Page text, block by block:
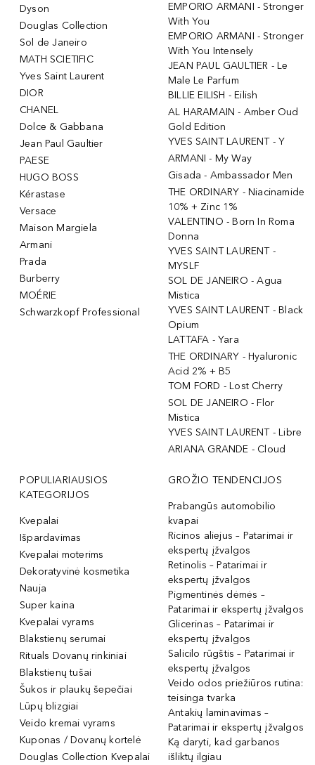
Dyson
Douglas Collection
Sol de Janeiro
MATH SCIETIFIC
Yves Saint Laurent
DIOR
CHANEL
Dolce & Gabbana
Jean Paul Gaultier
PAESE
HUGO BOSS
Kérastase
Versace
Maison Margiela
Armani
Prada
Burberry
MOÉRIE
Schwarzkopf Professional
EMPORIO ARMANI - Stronger
With You
EMPORIO ARMANI - Stronger
With You Intensely
JEAN PAUL GAULTIER - Le
Male Le Parfum
BILLIE EILISH - Eilish
AL HARAMAIN - Amber Oud
Gold Edition
YVES SAINT LAURENT - Y
ARMANI - My Way
Gisada - Ambassador Men
THE ORDINARY - Niacinamide
10% + Zinc 1%
VALENTINO - Born In Roma
Donna
YVES SAINT LAURENT -
MYSLF
SOL DE JANEIRO - Agua
Mistica
YVES SAINT LAURENT - Black
Opium
LATTAFA - Yara
THE ORDINARY - Hyaluronic
Acid 2% + B5
TOM FORD - Lost Cherry
SOL DE JANEIRO - Flor
Mistica
YVES SAINT LAURENT - Libre
ARIANA GRANDE - Cloud
POPULIARIAUSIOS
KATEGORIJOS
Kvepalai
Išpardavimas
Kvepalai moterims
Dekoratyvinė kosmetika
Nauja
Super kaina
Kvepalai vyrams
Blakstienų serumai
Rituals Dovanų rinkiniai
Blakstienų tušai
Šukos ir plaukų šepečiai
Lūpų blizgiai
Veido kremai vyrams
Kuponas / Dovanų kortelė
Douglas Collection Kvepalai
GROŽIO TENDENCIJOS
Prabangūs automobilio
kvapai
Ricinos aliejus – Patarimai ir
ekspertų įžvalgos
Retinolis – Patarimai ir
ekspertų įžvalgos
Pigmentinės dėmės –
Patarimai ir ekspertų įžvalgos
Glicerinas – Patarimai ir
ekspertų įžvalgos
Salicilo rūgštis – Patarimai ir
ekspertų įžvalgos
Veido odos priežiūros rutina:
teisinga tvarka
Antakių laminavimas –
Patarimai ir ekspertų įžvalgos
Ką daryti, kad garbanos
išliktų ilgiau